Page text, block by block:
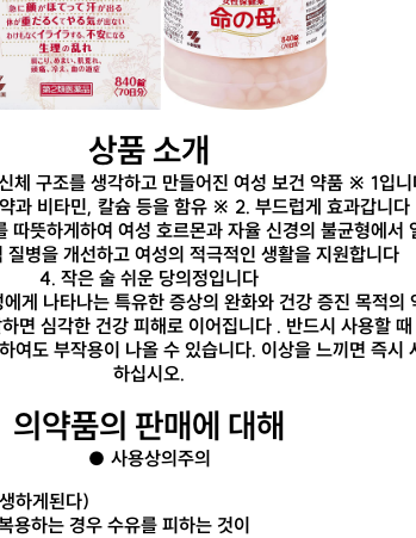
상품 소개
체 구조를 생각하고 만들어진 여성 보건 약품 ※ 1입니
과 비타민, 칼슘 등을 함유 ※ 2. 부드럽게 효과갑니다
따뜻하게하여 여성 호르몬과 자율 신경의 불균형에서
질병을 개선하고 여성의 적극적인 생활을 지원합니다
4. 작은 술 쉬운 당의정입니다
게 나타나는 특유한 증상의 완화와 건강 증진 목적의
면 심각한 건강 피해로 이어집니다 . 반드시 사용할
여도 부작용이 나올 수 있습니다. 이상을 느끼면 즉시
하십시오.
의약품의 판매에 대해
● 사용상의주의
하게된다)
용하는 경우 수유를 피하는 것이